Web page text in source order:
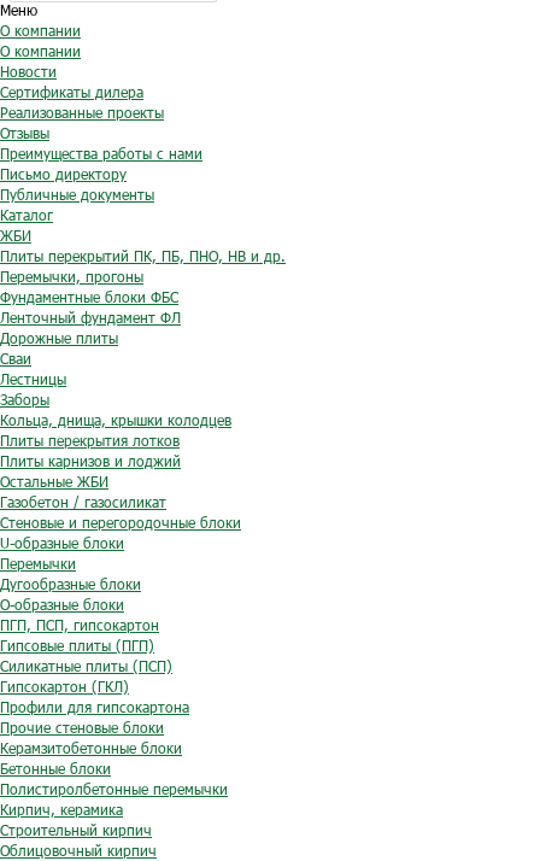
Меню
О компании
О компании
Новости
Сертификаты дилера
Реализованные проекты
Отзывы
Преимущества работы с нами
Письмо директору
Публичные документы
Каталог
ЖБИ
Плиты перекрытий ПК, ПБ, ПНО, НВ и др.
Перемычки, прогоны
Фундаментные блоки ФБС
Ленточный фундамент ФЛ
Дорожные плиты
Сваи
Лестницы
Заборы
Кольца, днища, крышки колодцев
Плиты перекрытия лотков
Плиты карнизов и лоджий
Остальные ЖБИ
Газобетон / газосиликат
Стеновые и перегородочные блоки
U-образные блоки
Перемычки
Дугообразные блоки
O-образные блоки
ПГП, ПСП, гипсокартон
Гипсовые плиты (ПГП)
Силикатные плиты (ПСП)
Гипсокартон (ГКЛ)
Профили для гипсокартона
Прочие стеновые блоки
Керамзитобетонные блоки
Бетонные блоки
Полистиролбетонные перемычки
Кирпич, керамика
Строительный кирпич
Облицовочный кирпич